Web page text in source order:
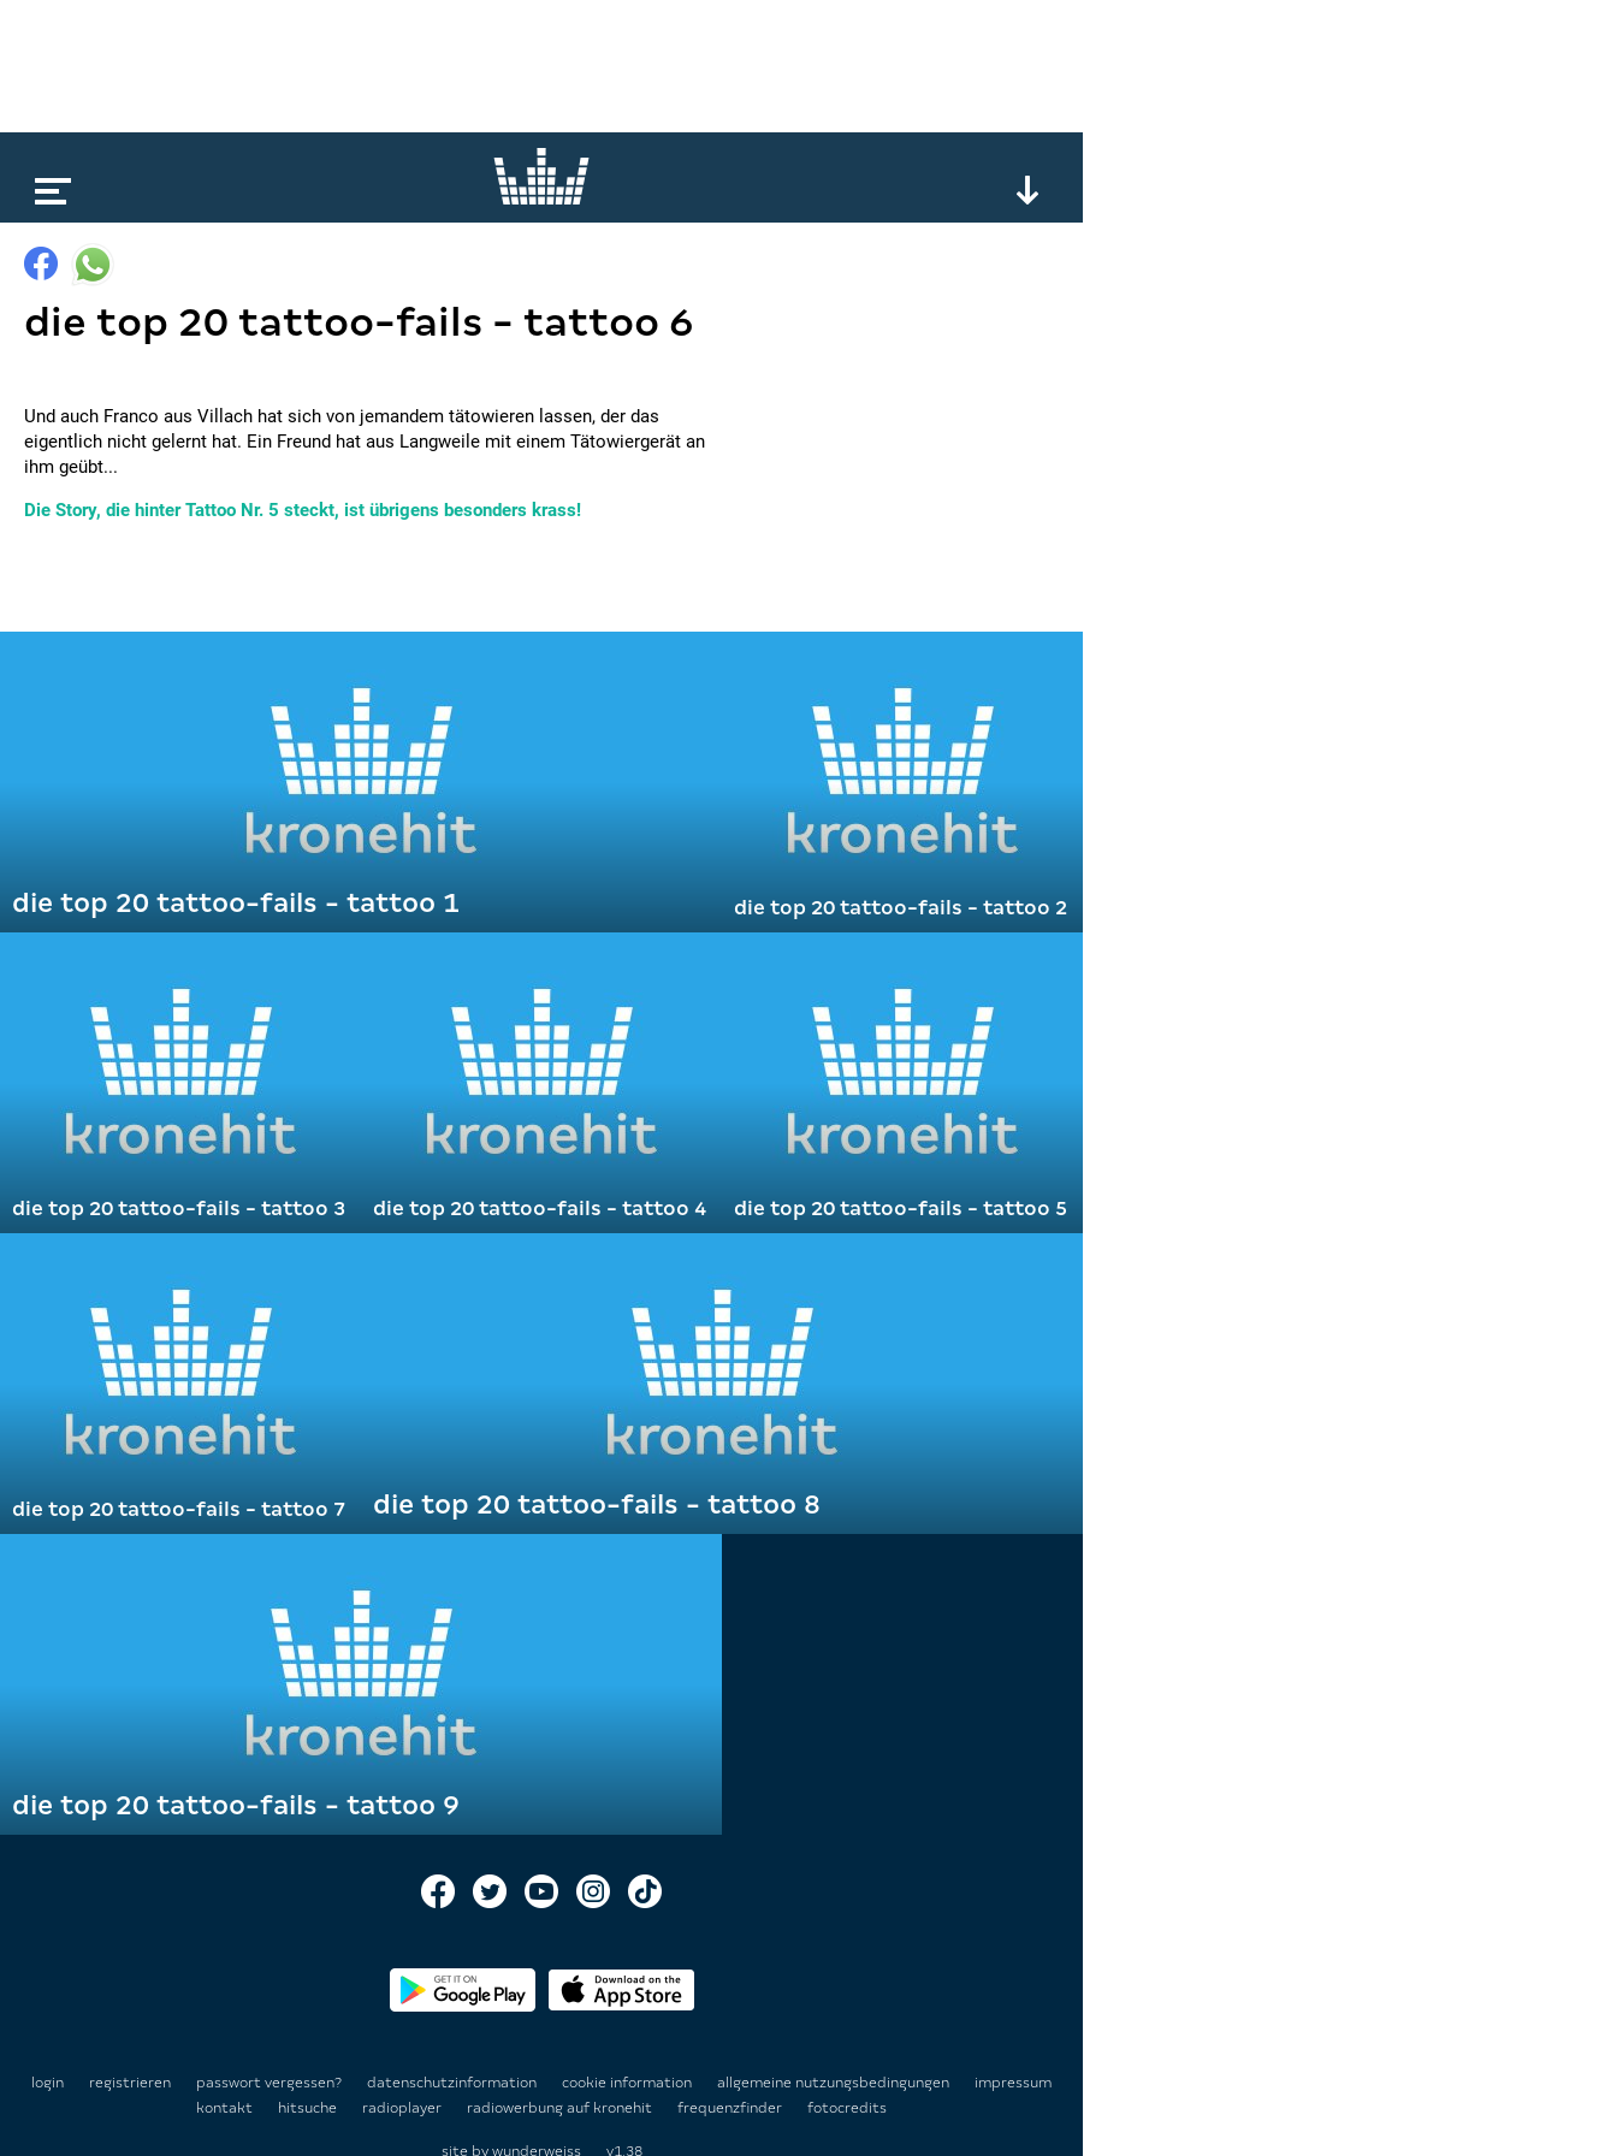
die top 20 tattoo-fails - tattoo 6
Und auch Franco aus Villach hat sich von jemandem tätowieren lassen, der das
eigentlich nicht gelernt hat. Ein Freund hat aus Langweile mit einem Tätowiergerät an
ihm geübt...
Die Story, die hinter Tattoo Nr. 5 steckt, ist übrigens besonders krass!
die top 20 tattoo-fails - tattoo 1 die top 20 tattoo-fails - tattoo 2
die top 20 tattoo-fails - tattoo 3 die top 20 tattoo-fails - tattoo 4 die top 20 tattoo-fails - tattoo 5
die top 20 tattoo-fails - tattoo 7 die top 20 tattoo-fails - tattoo 8
die top 20 tattoo-fails - tattoo 9
login registrieren passwort vergessen? datenschutzinformation cookie information allgemeine nutzungsbedingungen
impressum
kontakt
hitsuche radioplayer radiowerbung auf kronehit frequenzfinder fotocredits
site by wunderweiss v1.38